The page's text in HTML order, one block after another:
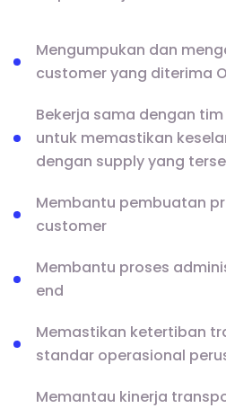
Mengumpukan dan
customer yang diterima
Bekerja sama dengan
untuk memastikan
dengan supply yang
Membantu pembuatan
customer
Membantu proses
end
Memastikan ketertiban
standar operasional
Memantau kinerja